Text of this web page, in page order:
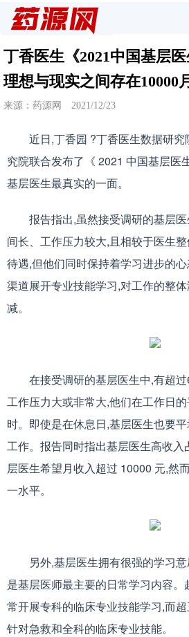
丁香医生《2021中国基层
理想与现实之间存在10000
来源：药源网 2021/12/23
近日,丁香园 ?丁香医生数据研
究院联合发布了《 2021 中国基层医
基层医生最真实的一面。
报告指出,虽然接受调研的基层
间长、工作压力较大,且相较于医生
待遇,但他们同时保持着学习进步的
渠道展开专业技能学习,对工作的整
减。
在接受调研的基层医生中,有超
工作压力大或非常大,他们在工作日
时。即使是在休息日,基层医生也要
工作。报告同时指出基层医生高收入
层医生希望月收入超过 10000 元,然
一水平。
另外,基层医生拥有很强的学习
是基层医师最主要的日常学习内容。
常开展专科的临床专业技能学习,而
针对急救和全科的临床专业技能。